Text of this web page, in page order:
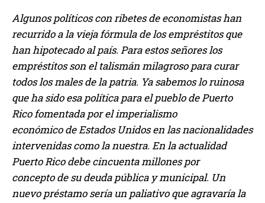
Algunos políticos con ribetes de economistas han
recurrido a la vieja fórmula de los empréstitos que
han hipotecado al país. Para estos señores los
empréstitos son el talismán milagroso para curar
todos los males de la patria. Ya sabemos lo ruinosa
que ha sido esa política para el pueblo de Puerto
Rico fomentada por el imperialismo
económico de Estados Unidos en las nacionalidades
intervenidas como la nuestra. En la actualidad
Puerto Rico debe cincuenta millones por
concepto de su deuda pública y municipal. Un
nuevo préstamo sería un paliativo que agravaría la